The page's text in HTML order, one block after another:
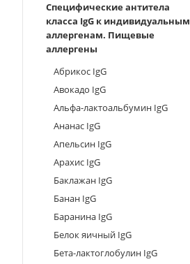
Специфические антитела
класса IgG к индивидуальным
аллергенам. Пищевые
аллергены
Абрикос IgG
Авокадо IgG
Альфа-лактоальбумин IgG
Ананас IgG
Апельсин IgG
Арахис IgG
Баклажан IgG
Банан IgG
Баранина IgG
Белок яичный IgG
Бета-лактоглобулин IgG